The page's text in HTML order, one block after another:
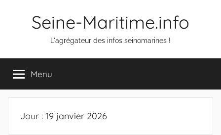
Seine-Maritime.info
L'agrégateur des infos seinomarines !
Menu
Jour : 19 janvier 2026